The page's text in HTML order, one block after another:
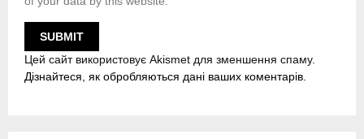
Цей сайт використовує Akismet для зменшення спаму.
Дізнайтеся, як обробляються дані ваших коментарів.